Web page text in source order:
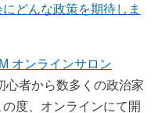
どんな政策を期待しま
オンラインサロン
心者から数多くの政治家
度、オンラインにて開